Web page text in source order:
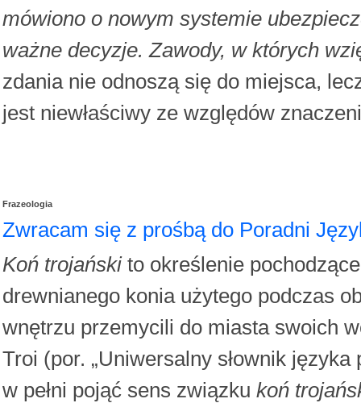
mówiono o nowym systemie
ważne decyzje. Zawody, w których
zdania nie odnoszą się do miejsca,
jest niewłaściwy ze względów
Frazeologia
Zwracam się z prośbą do Poradni
Koń trojańskito określenie
drewnianego konia użytego podczas
wnętrzu przemycili do miasta swoich
Troi (por. „Uniwersalny słownik
w pełni pojąć sens związku koń